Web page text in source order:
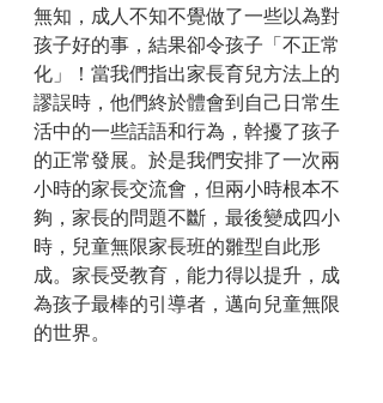
無知，成人不知不覺做了一些以為對
孩子好的事，結果卻令孩子「不正常
化」！當我們指出家長育兒方法上的
謬誤時，他們終於體會到自己日常生
活中的一些話語和行為，幹擾了孩子
的正常發展。於是我們安排了一次兩
小時的家長交流會，但兩小時根本不
夠，家長的問題不斷，最後變成四小
時，兒童無限家長班的雛型自此形
成。家長受教育，能力得以提升，成
為孩子最棒的引導者，邁向兒童無限
的世界。